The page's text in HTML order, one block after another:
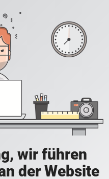
wir führen
der Website